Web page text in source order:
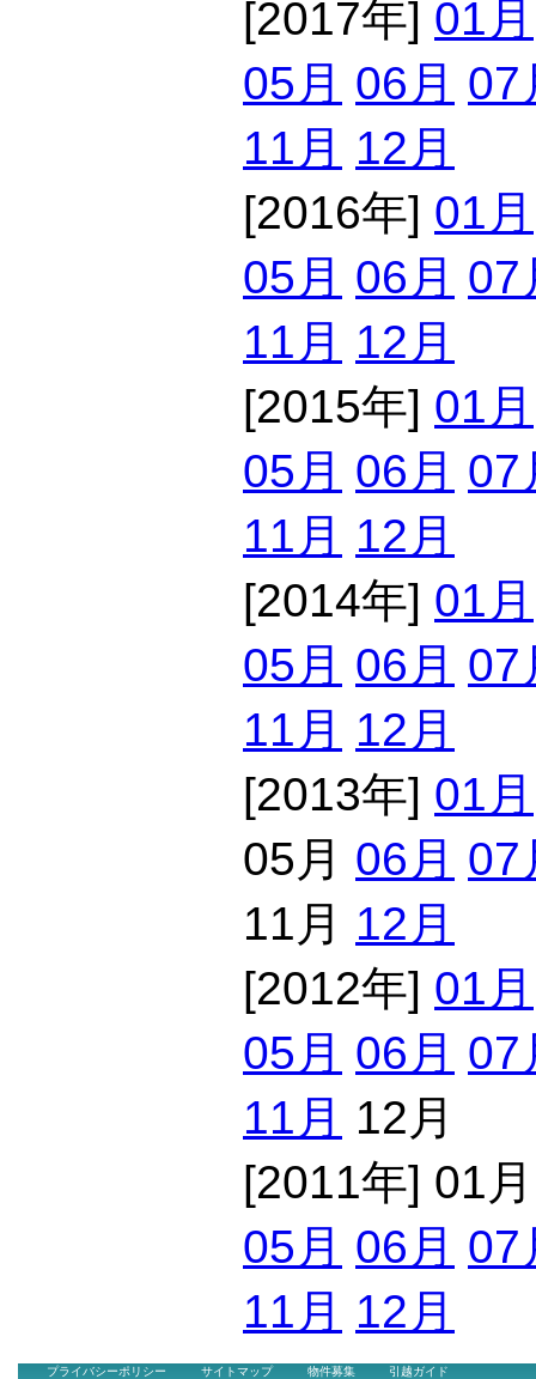
[2017年] 01月
05月 06月 07
11月 12月
[2016年] 01月
05月 06月 07
11月 12月
[2015年] 01月
05月 06月 07
11月 12月
[2014年] 01月
05月 06月 07
11月 12月
[2013年] 01月
05月 06月 07
11月 12月
[2012年] 01月
05月 06月 07
11月 12月
[2011年] 01
05月 06月 07
11月 12月
プライバシーポリシー サイトマップ 物件募集 引越ガイド